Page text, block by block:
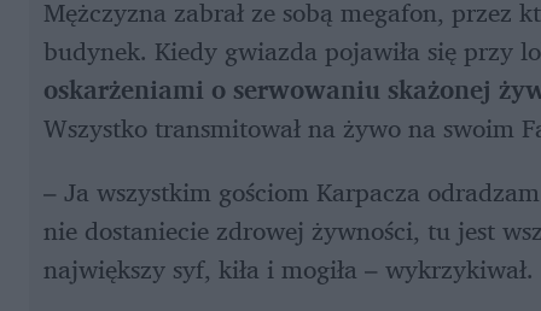
Mężczyzna zabrał ze sobą megafon, przez
oskarżeniami o serwowaniu skażonej
Wszystko transmitował na żywo na swoim
– Ja wszystkim gościom Karpacza
nie dostaniecie zdrowej żywności, tu jest
największy syf, kiła i mogiła – wykrzykiwał.